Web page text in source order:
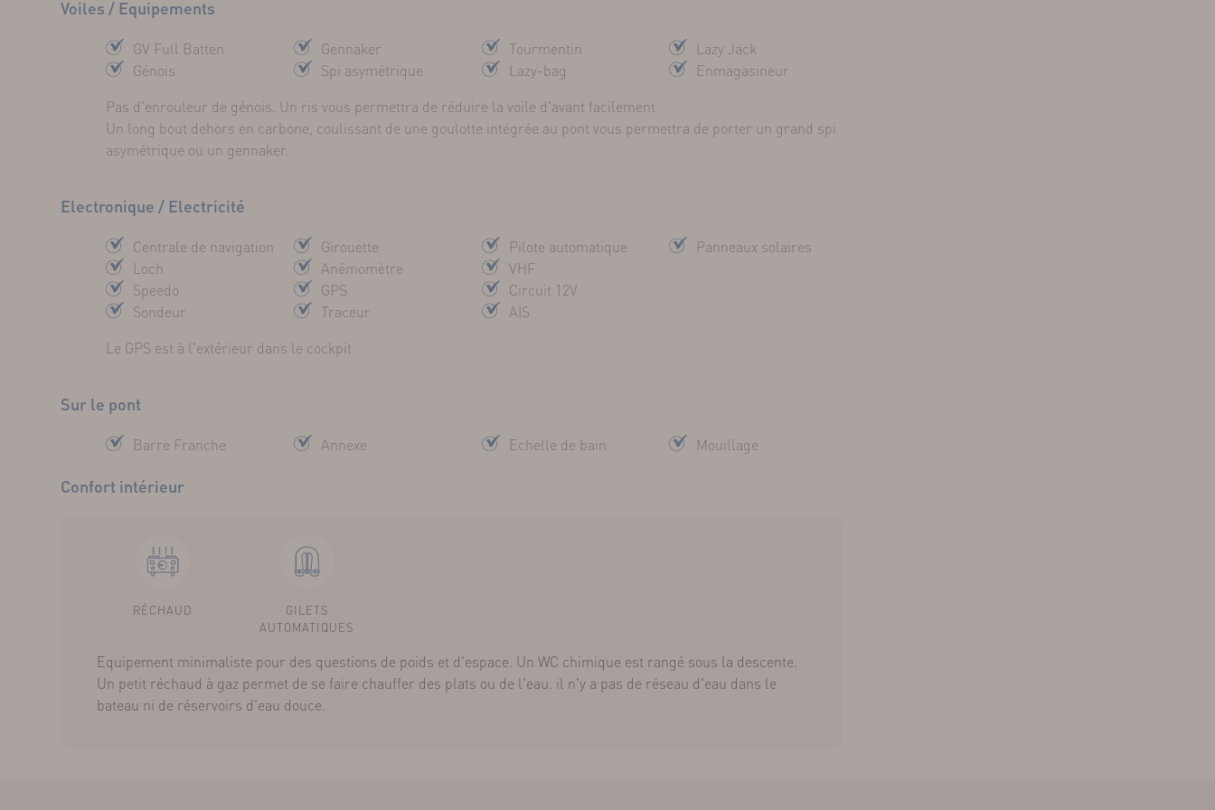
Voiles / Equipements
GV Full Batten
Génois
Gennaker
Spi asymétrique
Tourmentin
Lazy-bag
Lazy Jack
Enmagasineur
Pas d'enrouleur de génois. Un ris vous permettra de réduire la voile d'avant facilement
Un long bout dehors en carbone, coulissant de une goulotte intégrée au pont vous permettra de porter un grand spi
asymétrique ou un gennaker.
Electronique / Electricité
Centrale de navigation
Loch
Speedo
Sondeur
Girouette
Anémomètre
GPS
Traceur
Pilote automatique
VHF
Circuit 12V
AIS
Panneaux solaires
Le GPS est à l'extérieur dans le cockpit
Sur le pont
Barre Franche Annexe Echelle de bain Mouillage
Confort intérieur
RÉCHAUD
GILETS
AUTOMATIQUES
Equipement minimaliste pour des questions de poids et d'espace. Un WC chimique est rangé sous la descente.
Un petit réchaud à gaz permet de se faire chauffer des plats ou de l'eau. il n'y a pas de réseau d'eau dans le
bateau ni de réservoirs d'eau douce.